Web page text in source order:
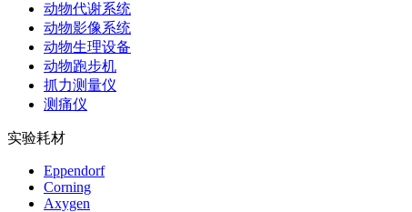
动物代谢系统
动物影像系统
动物生理设备
动物跑步机
抓力测量仪
测痛仪
实验耗材
Eppendorf
Corning
Axygen